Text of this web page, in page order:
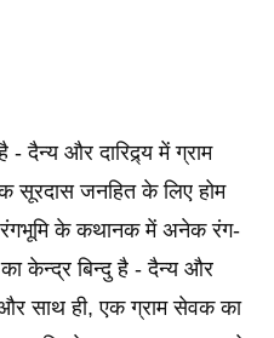
- दैन्य और दारिद्र्य में ग्राम
सूरदास जनहित के लिए होम
रंगभूमि के कथानक में अनेक रंग-
केन्द्र बिन्दु है - दैन्य और
और साथ ही, एक ग्राम सेवक का